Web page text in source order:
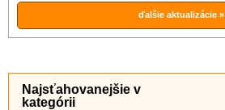
ďalšie aktualizácie »
Najsťahovanejšie v
kategórii